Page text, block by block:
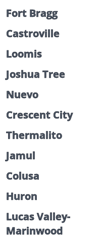
Fort Bragg
Castroville
Loomis
Joshua Tree
Nuevo
Crescent City
Thermalito
Jamul
Colusa
Huron
Lucas Valley-
Marinwood